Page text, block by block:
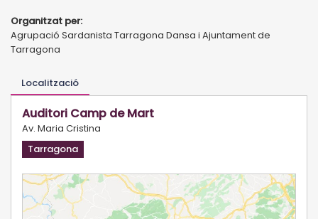
Organitzat per:
Agrupació Sardanista Tarragona Dansa i Ajuntament de
Tarragona
Localització
Auditori Camp de Mart
Av. Maria Cristina
Tarragona